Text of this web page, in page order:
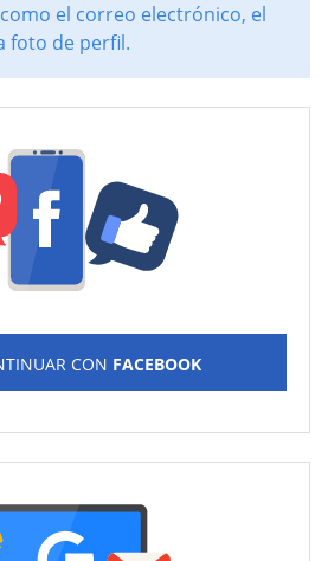
el correo electrónico, el
foto de perfil.
CON FACEBOOK